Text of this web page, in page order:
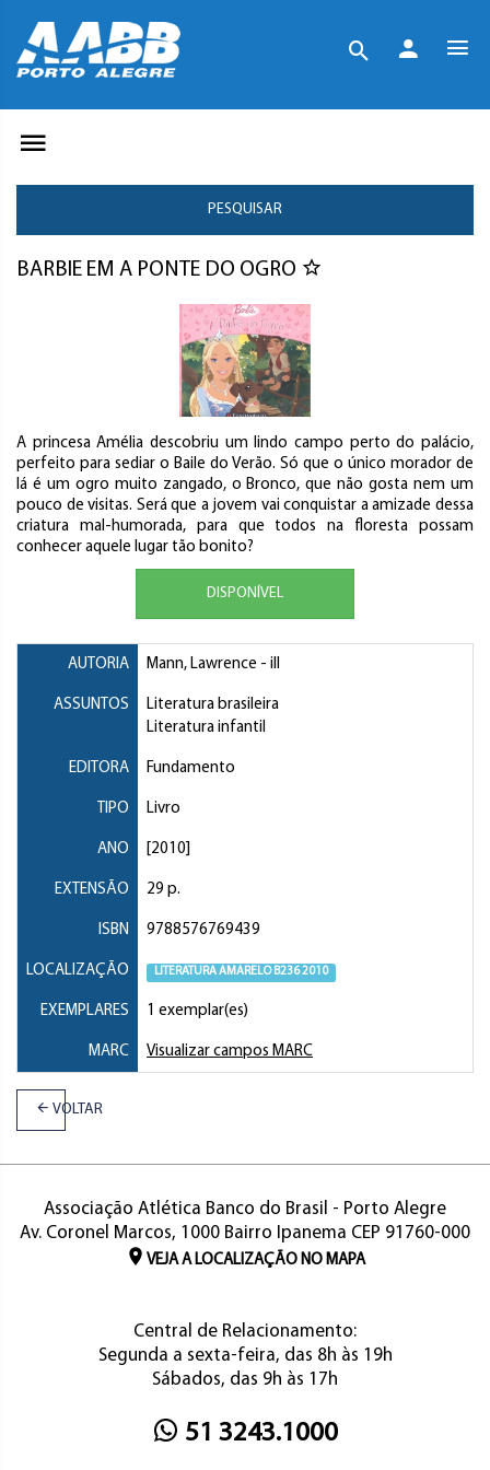
PESQUISAR
BARBIE EM A PONTE DO OGRO
A princesa Amélia descobriu um lindo campo perto do palácio,
perfeito para sediar o Baile do Verão. Só que o único morador de
lá é um ogro muito zangado, o Bronco, que não gosta nem um
pouco de visitas. Será que a jovem vai conquistar a amizade dessa
criatura mal-humorada, para que todos na floresta possam
conhecer aquele lugar tão bonito?
DISPONÍVEL
AUTORIA Mann, Lawrence - ill
ASSUNTOS
Literatura brasileira
Literatura infantil
EDITORA Fundamento
TIPO Livro
ANO [2010]
EXTENSÃO 29 p.
ISBN 9788576769439
LOCALIZAÇÃO LITERATURA AMARELO B236 2010
EXEMPLARES 1 exemplar(es)
MARC Visualizar campos MARC
VOLTAR
Associação Atlética Banco do Brasil - Porto Alegre
Av. Coronel Marcos, 1000 Bairro Ipanema CEP 91760-000
VEJA A LOCALIZAÇÃO NO MAPA
Central de Relacionamento:
Segunda a sexta-feira, das 8h às 19h
Sábados, das 9h às 17h
51 3243.1000